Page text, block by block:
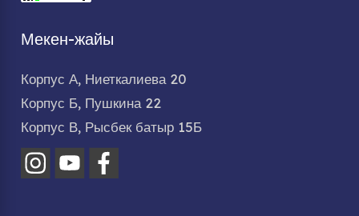
Мекен-жайы
Корпус А, Ниеткалиева 20
Корпус Б, Пушкина 22
Корпус В, Рысбек батыр 15Б